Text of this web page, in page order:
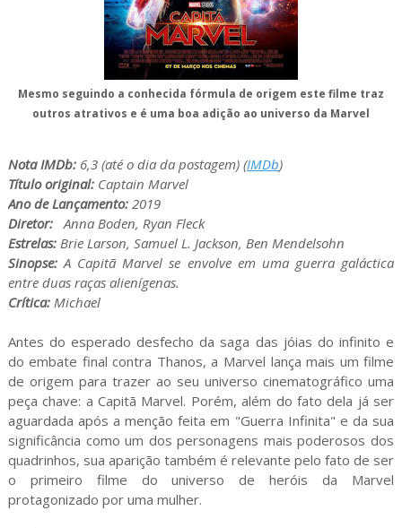
Mesmo seguindo a conhecida fórmula de origem este filme traz
outros atrativos e é uma boa adição ao universo da Marvel
Nota IMDb:6,3 (até o dia da postagem) (IMDb)
Título original:Captain Marvel
Ano de Lançamento:2019
Diretor:Anna Boden, Ryan Fleck
Estrelas: Brie Larson, Samuel L. Jackson, Ben Mendelsohn
Sinopse:A Capitã Marvel se envolve em uma guerra galáctica
entre duas raças alienígenas.
Crítica:Michael
Antes do esperado desfecho da saga das jóias do infinito e
do embate final contra Thanos, a Marvel lança mais um filme
de origem para trazer ao seu universo cinematográfico uma
peça chave: a Capitã Marvel. Porém, além do fato dela já ser
aguardada após a menção feita em "Guerra Infinita" e da sua
significância como um dos personagens mais poderosos dos
quadrinhos, sua aparição também é relevante pelo fato de ser
o primeiro filme do universo de heróis da Marvel
protagonizado por uma mulher.